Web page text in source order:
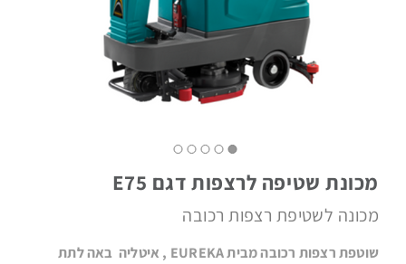
מכונות
שטיפה
מכאניים
מכונת שטיפה לרצפות דגם E75
מכונה לשטיפת רצפות רכובה
שוטפת רצפות רכובה מבית EUREKA , איטליה באה לתת